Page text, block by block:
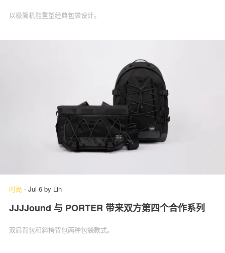
以极简机能重塑经典包袋设计。
时尚 - Jul 6 by Lin
JJJJound 与 PORTER 带来双方第四个合作系列
双肩背包和斜挎背包两种包袋款式。